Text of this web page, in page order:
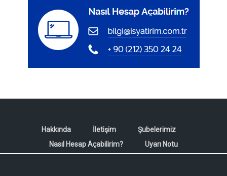
Hakkında İletişim
Şubelerimiz
Nasıl Hesap Açabilirim?
Uyarı Notu